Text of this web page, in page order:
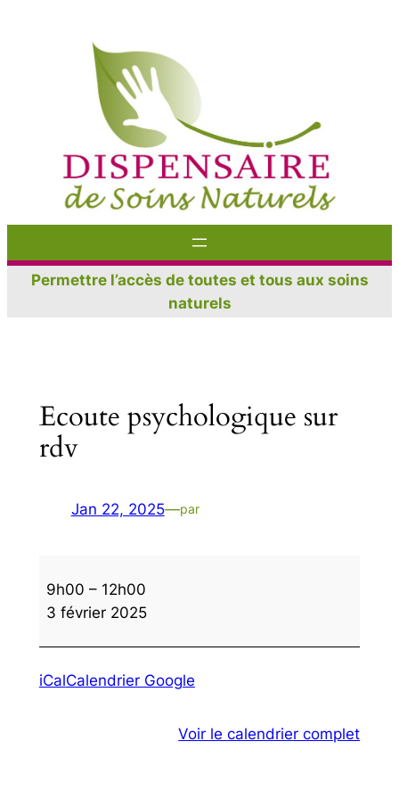
Permettre l’accès de toutes et tous aux soins
naturels
Ecoute psychologique sur
rdv
Jan 22, 2025—par
psychologique
sur
9h00 – 12h00
3 février 2025
iCalCalendrier Google
Voir le calendrier complet